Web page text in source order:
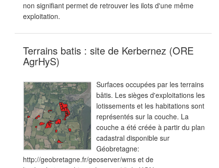
non signifiant permet de retrouver les ilots d'une même
exploitation.
Terrains batis : site de Kerbernez (ORE
AgrHyS)
Surfaces occupées par les terrains
bâtis. Les sièges d'exploitations les
lotissements et les habitations sont
représentés sur la couche. La
couche a été créée à partir du plan
cadastral disponible sur
Géobretagne:
http://geobretagne.fr/geoserver/wms et de